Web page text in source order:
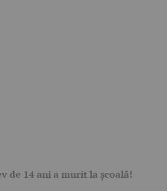
de 14 ani a murit la școală!